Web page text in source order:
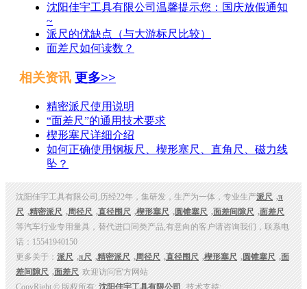
沈阳佳宇工具有限公司温馨提示您：国庆放假通知
~
派尺的优缺点（与大游标尺比较）
面差尺如何读数？
相关资讯 更多>>
精密派尺使用说明
“面差尺”的通用技术要求
楔形塞尺详细介绍
如何正确使用钢板尺、楔形塞尺、直角尺、磁力线
坠？
沈阳佳宇工具有限公司,历经22年，集研发，生产为一体，专业生产派尺 ,π
尺 ,精密派尺 ,周径尺 ,直径围尺 ,楔形塞尺 ,圆锥塞尺 ,面差间隙尺 ,面差尺
等汽车行业专用量具，替代进口同类产品,有意向的客户请咨询我们，联系电
话：15541940150
更多关于： 派尺 ,π尺 ,精密派尺 ,周径尺 ,直径围尺 ,楔形塞尺 ,圆锥塞尺 ,面
差间隙尺 ,面差尺 欢迎访问官方网站
CopyRight © 版权所有: 沈阳佳宇工具有限公司 技术支持: